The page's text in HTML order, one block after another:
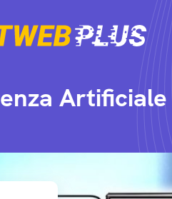
Artificiale